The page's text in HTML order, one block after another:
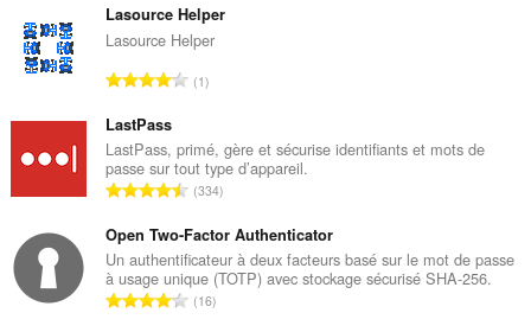
o
t
a
e
n
o
e
s
:
m
b
e
t
a
d
e
n
o
Lasource Helper
Lasource Helper
N
b
r
e
o
t
a
1
LastPass
LastPass, primé, gère et sécurise identifiants et mots de
passe sur tout type d’appareil.
N
m
b
r
e
334
Open Two-Factor Authenticator
Un authentificateur à deux facteurs basé sur le mot de passe
à usage unique (TOTP) avec stockage sécurisé SHA-256.
N16